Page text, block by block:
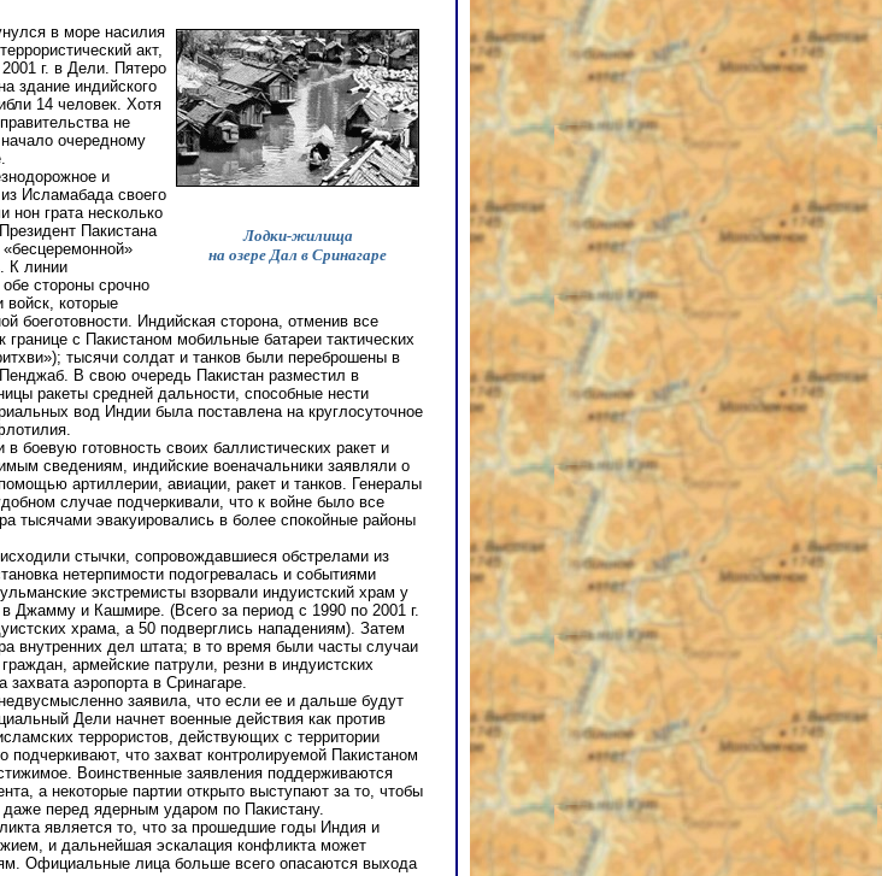
Лодки-жилища
на озере Дал в Сринагаре
в море насилия
акт,
г. в Дели. Пятеро
здание индийского
14 человек. Хотя
не
очередному
и
Исламабада своего
нон грата несколько
Пакистана
К линии
стороны срочно
войск, которые
боеготовности. Индийская сторона, отменив все
с Пакистаном мобильные батареи тактических
тысячи солдат и танков были переброшены в
В свою очередь Пакистан разместил в
ракеты средней дальности, способные нести
вод Индии была поставлена на круглосуточное
боевую готовность своих баллистических ракет и
сведениям, индийские военачальники заявляли о
артиллерии, авиации, ракет и танков. Генералы
случае подчеркивали, что к войне было все
тысячами эвакуировались в более спокойные районы
стычки, сопровождавшиеся обстрелами из
нетерпимости подогревалась и событиями
экстремисты взорвали индуистский храм у
Джамму и Кашмире. (Всего за период с 1990 по 2001 г.
храма, а 50 подверглись нападениям). Затем
внутренних дел штата; в то время были часты случаи
армейские патрули, резни в индуистских
аэропорта в Сринагаре.
заявила, что если ее и дальше будут
Дели начнет военные действия как против
террористов, действующих с территории
подчеркивают, что захват контролируемой Пакистаном
Воинственные заявления поддерживаются
а некоторые партии открыто выступают за то, чтобы
перед ядерным ударом по Пакистану.
является то, что за прошедшие годы Индия и
и дальнейшая эскалация конфликта может
Официальные лица больше всего опасаются выхода